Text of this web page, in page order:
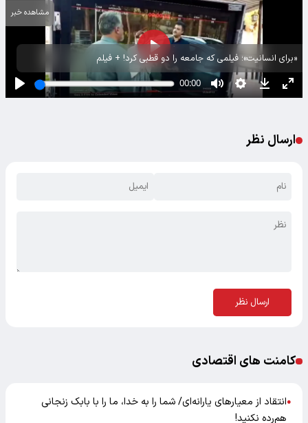
«برای انسانیت»؛ فیلمی که جامعه را دو قطبی کرد! + فیلم
مشاهده خبر
ارسال نظر
ارسال نظر
کامنت های اقتصادی
●انتقاد از معیارهای یارانه‌ای/ شما را به خدا، ما را با بابک زنجانی
هم‌رده نکنید!